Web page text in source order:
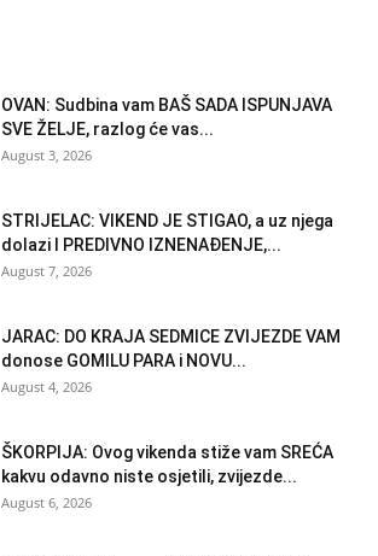
OVAN: Sudbina vam BAŠ SADA ISPUNJAVA
SVE ŽELJE, razlog će vas...
August 3, 2026
STRIJELAC: VIKEND JE STIGAO, a uz njega
dolazi I PREDIVNO IZNENAĐENJE,...
August 7, 2026
JARAC: DO KRAJA SEDMICE ZVIJEZDE VAM
donose GOMILU PARA i NOVU...
August 4, 2026
ŠKORPIJA: Ovog vikenda stiže vam SREĆA
kakvu odavno niste osjetili, zvijezde...
August 6, 2026